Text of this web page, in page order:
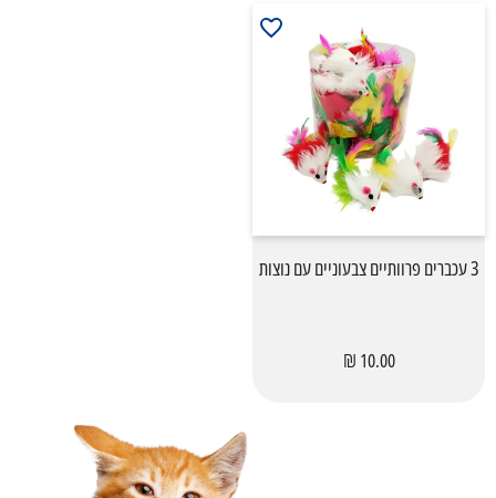
3 עכברים פרוותיים צבעוניים עם נוצות
10.00 ₪